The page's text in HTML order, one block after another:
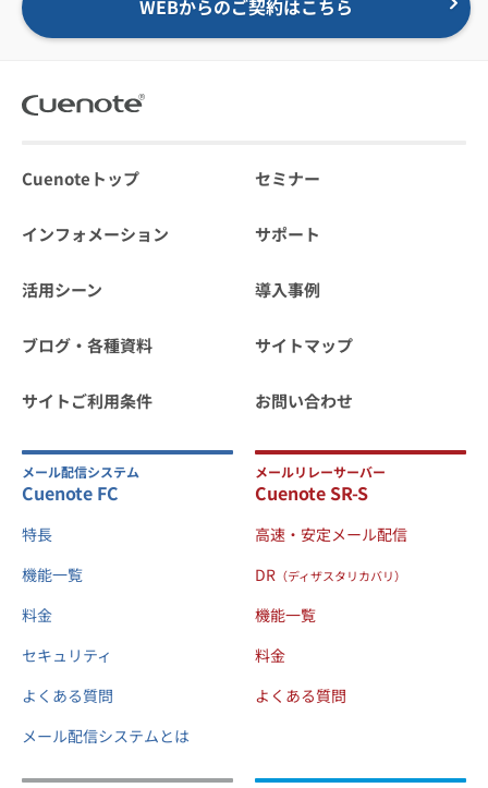
WEBからのご契約はこちら
Cuenoteトップ セミナー
インフォメーション サポート
活用シーン 導入事例
ブログ・各種資料 サイトマップ
サイトご利用条件 お問い合わせ
メール配信システム
Cuenote FC
特長
機能一覧
料金
セキュリティ
よくある質問
メール配信システムとは
メールリレーサーバー
Cuenote SR-S
高速・安定メール配信
DR （ディザスタリカバリ）
機能一覧
料金
よくある質問